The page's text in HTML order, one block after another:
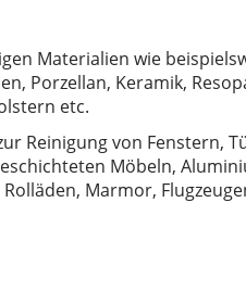
Materialien wie
Porzellan, Keramik,
etc.
Reinigung von Fenstern,
Möbeln,
Marmor,